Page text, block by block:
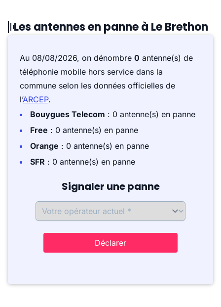
Les antennes en panne à Le Brethon
Au 08/08/2026, on dénombre 0 antenne(s) de
téléphonie mobile hors service dans la
commune selon les données officielles de
l’ARCEP.
Bouygues Telecom : 0 antenne(s) en panne
Free : 0 antenne(s) en panne
Orange : 0 antenne(s) en panne
SFR : 0 antenne(s) en panne
Signaler une panne
Déclarer